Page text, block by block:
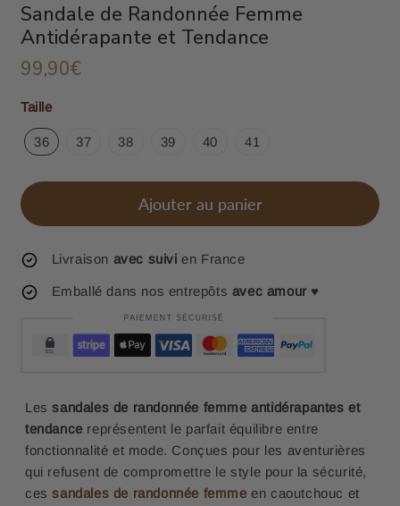
Sandale de Randonnée Femme
Antidérapante et Tendance
99,90€
price
Taille
36 37 38 39 40 41
Ajouter au panier
Livraison avec suivi en France
Emballé dans nos entrepôts avec amour ♥
Lessandales de randonnée femme antidérapantes et
tendance représentent le parfait équilibre entre
fonctionnalité et mode. Conçues pour les aventurières
qui refusent de compromettre le style pour la sécurité,
cessandales de randonnée femmeen caoutchouc et